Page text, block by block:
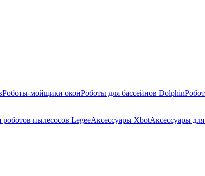
Роботы-мойщики оконРоботы для бассейнов Dolphin
роботов пылесосов LegeeАксессуары XbotАксессуары